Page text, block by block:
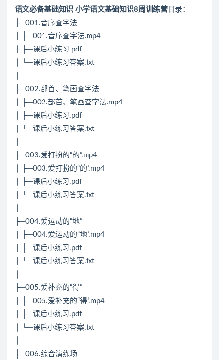
语文必备基础知识 小学语文基础知识8周训练营 目录：
├─001.音序查字法
│ ├─001.音序查字法.mp4
│ ├─课后小练习.pdf
│ └─课后小练习答案.txt
├─002.部首、笔画查字法
│ ├─002.部首、笔画查字法.mp4
│ ├─课后小练习.pdf
│ └─课后小练习答案.txt
├─003.爱打扮的“的”.mp4
│ ├─003.爱打扮的“的”.mp4
│ ├─课后小练习.pdf
│ └─课后小练习答案.txt
├─004.爱运动的“地”
│ ├─004.爱运动的“地”.mp4
│ ├─课后小练习.pdf
│ └─课后小练习答案.txt
├─005.爱补充的“得”
│ ├─005.爱补充的“得”.mp4
│ ├─课后小练习.pdf
│ └─课后小练习答案.txt
├─006.综合演练场